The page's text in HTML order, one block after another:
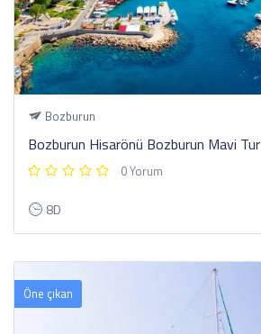
Bozburun
Bozburun Hisarönü Bozburun Mavi Tur
0 Yorum
8D
Öne çıkan